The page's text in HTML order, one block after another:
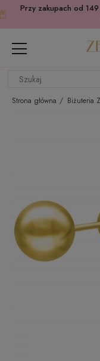
Przy zakupach od 149
Strona główna Biżuteria